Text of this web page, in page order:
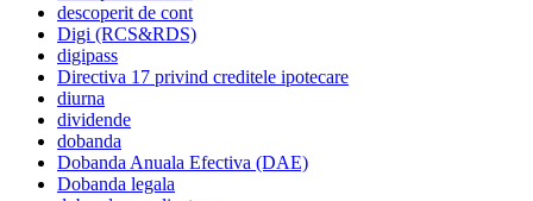
descoperit de cont
Digi (RCS&RDS)
digipass
Directiva 17 privind creditele ipotecare
diurna
dividende
dobanda
Dobanda Anuala Efectiva (DAE)
Dobanda legala